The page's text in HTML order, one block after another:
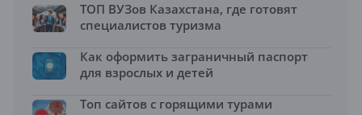
ТОП ВУЗов Казахстана, где готовят
специалистов туризма
Как оформить заграничный паспорт
для взрослых и детей
Топ сайтов с горящими турами